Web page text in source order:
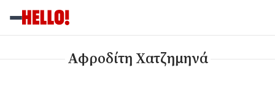
Αφροδίτη Χατζημηνά